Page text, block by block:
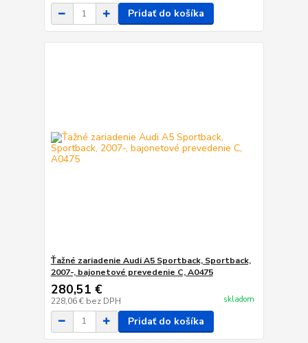
Pridať do košíka
Ťažné zariadenie Audi A5 Sportback, Sportback,
2007-, bajonetové prevedenie C, A0475
280,51 €
228,06 € bez DPH skladom
Pridať do košíka